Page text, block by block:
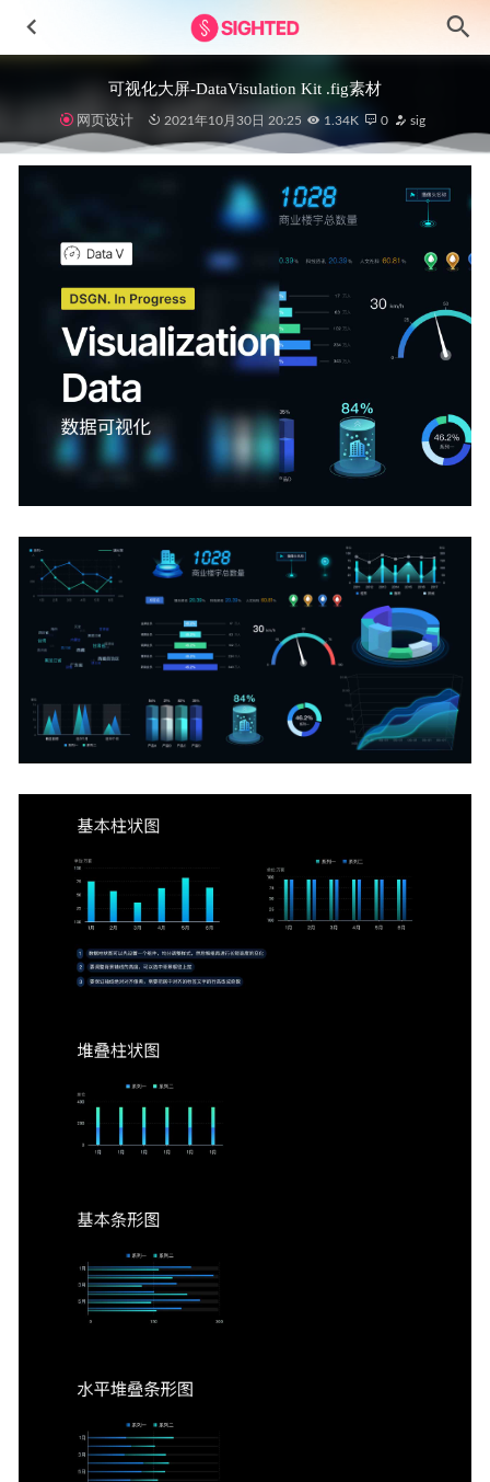
可视化大屏-DataVisulation Kit .fig素材
网页设计 2021年10月30日 20:25 1.34K 0 sig
睡眠数据追踪app ui设计 .xd素材 2021-10-19
暗黑风格冥想app ui设计.fig素材 2021-08-12
共享单车、滑板车app ui .sketch .xd .fig素材
NFT数字藏品交易平台UI .fig素材
2023-04-22
短视频社交app ui设计 .xd素材 2022-01-09